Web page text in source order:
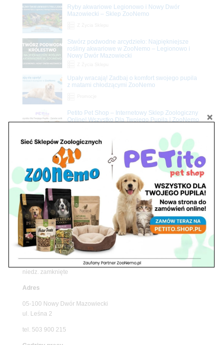
Ryby akwariowe Legionowo i Nowy Dwór
Mazowiecki – Sklep ZooNemo
Stwórz podwodne arcydzieło: Najpiękniejsze
rośliny akwariowe w ZooNemo – Legionowo i
Nowy Dwór Mazowiecki
Upały wracają! Zadbaj o komfort swojego pupila
z matami chłodzącymi ZooNemo
Petito Pet Shop – Internetowy Sklep Zoologiczny
Online! Wszystko Dla Twojego Pupila | ZooNemo
Znajdź nas
Adres
05-120 Legionowo
ul. Piłsudskiego 31,
pawilon 134
tel./fax. 22 784 71 96
Godziny pracy
pon. – piąt. 10.00 – 19.00
niedz. zamknięte
Adres
05-100 Nowy Dwór Mazowiecki
ul. Leśna 2
tel. 503 900 215